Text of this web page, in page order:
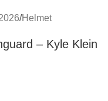
/Helmet
– Kyle Klein